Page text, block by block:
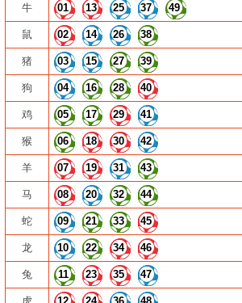
牛 01 13 25 37 49
鼠 02 14 26 38
猪 03 15 27 39
狗 04 16 28 40
鸡 05 17 29 41
猴 06 18 30 42
羊 07 19 31 43
马 08 20 32 44
蛇 09 21 33 45
龙 10 22 34 46
兔 11 23 35 47